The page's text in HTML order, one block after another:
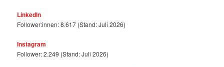
LinkedIn
Follower:innen: 8.617 (Stand: Juli 2026)
Instagram
Follower: 2.249 (Stand: Juli 2026)